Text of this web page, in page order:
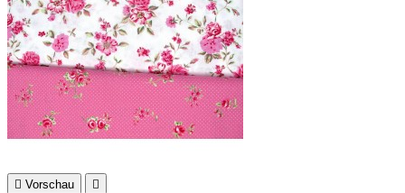
 Vorschau 